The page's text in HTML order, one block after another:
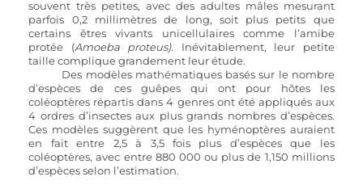
souvent très petites, avec des adultes mâles mesurant
parfois 0,2 millimètres de long, soit plus petits que
certains êtres vivants unicellulaires comme l’amibe
protée (Amoeba proteus). Inévitablement, leur petite
taille complique grandement leur étude.
d’espèces de ces guêpes qui ont pour hôtes les
coléoptères répartis dans 4 genres ont été appliqués aux
4 ordres d’insectes aux plus grands nombres d’espèces.
Ces modèles suggèrent que les hyménoptères auraient
en fait entre 2,5 à 3,5 fois plus d’espèces que les
coléoptères, avec entre 880 000 ou plus de 1,150 millions
d’espèces selon l’estimation.